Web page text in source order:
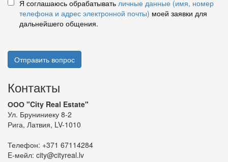
Я соглашаюсь обрабатывать личные данные (имя, номер
телефона и адрес электронной почты) моей заявки для
дальнейшего общения.
Отправить вопрос
Контакты
ООО "City Real Estate"
Ул. Бруниниеку 8-2
Рига, Латвия, LV-1010
Телефон: +371 67114284
E-мейл: city@cityreal.lv